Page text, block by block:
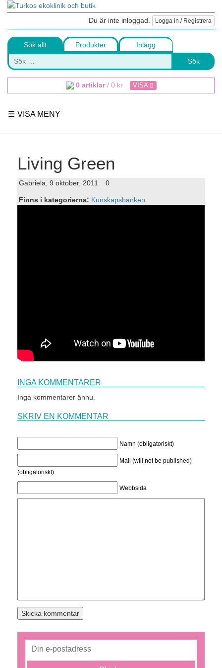
Du är inte inloggad. Logga in / Registrera
Sök allt Produkter Inlägg
Sök
0 artiklar/ 0 kr VISA
VISA MENY
Living Green
Gabriela 9 oktober, 2011 0
Finns i kategorierna: Kunskapsbanken
INGA KOMMENTARER
Inga kommentarer ännu.
SKRIV EN KOMMENTAR
Namn (obligatoriskt)
Mail (will not be published)
(obligatoriskt)
Webbsida